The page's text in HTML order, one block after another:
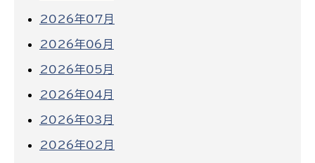
2026年07月
2026年06月
2026年05月
2026年04月
2026年03月
2026年02月